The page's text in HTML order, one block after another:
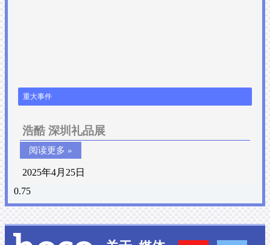
重大事件
浩酷 深圳礼品展
阅读更多 »
2025年4月25日